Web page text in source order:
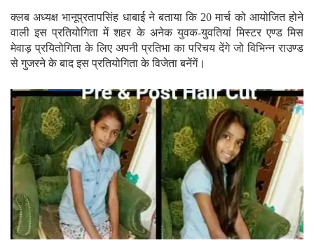
क्लब अध्यक्ष भानूप्रतापसिंह धाबाई ने बताया कि 20 मार्च को आयोजित होने
वाली इस प्रतियोगिता में शहर के अनेक युवक-युवतियां मिस्टर एण्ड मिस
मेवाड़ प्रयितोगिता के लिए अपनी प्रतिभा का परिचय देंगे जो विभिन्न राउण्ड
से गुजरने के बाद इस प्रतियोगिता के विजेता बनेंगें।